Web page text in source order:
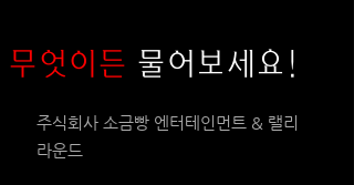
무엇이든 물어보세요!
주식회사 소금빵 엔터테인먼트 & ​랠리
라운드